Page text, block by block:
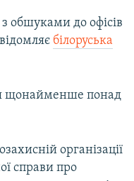
обшуками до офісів
білоруська
щонайменше понад
організації
справи про